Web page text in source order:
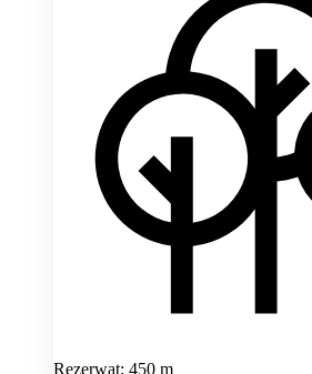
Rezerwat: 450 m